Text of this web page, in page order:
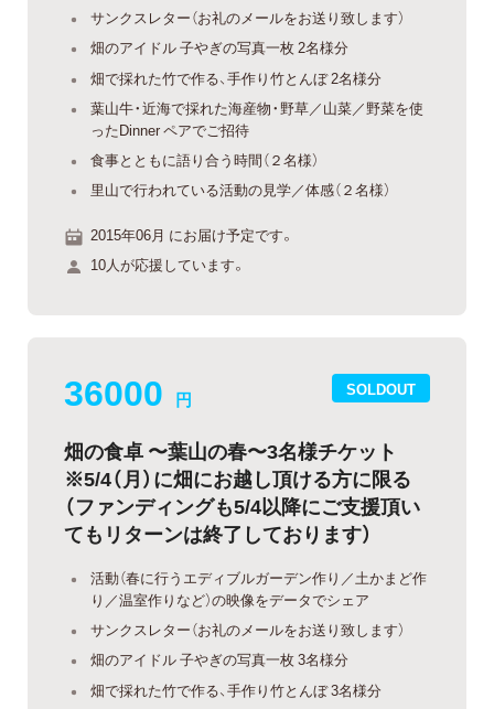
サンクスレター（お礼のメールをお送り致します）
畑のアイドル 子やぎの写真一枚 2名様分
畑で採れた竹で作る、手作り竹とんぼ 2名様分
葉山牛・近海で採れた海産物・野草／山菜／野菜を使
ったDinner ペアでご招待
食事とともに語り合う時間（２名様）
里山で行われている活動の見学／体感（２名様）
2015年06月 にお届け予定です。
10人が応援しています。
SOLDOUT
36000 円
畑の食卓 〜葉山の春〜3名様チケット
※5/4（月）に畑にお越し頂ける方に限る
（ファンディングも5/4以降にご支援頂い
てもリターンは終了しております）
活動（春に行うエディブルガーデン作り／土かまど作
り／温室作りなど）の映像をデータでシェア
サンクスレター（お礼のメールをお送り致します）
畑のアイドル 子やぎの写真一枚 3名様分
畑で採れた竹で作る、手作り竹とんぼ 3名様分